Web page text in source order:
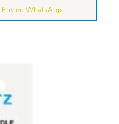
Envieu WhatsApp.